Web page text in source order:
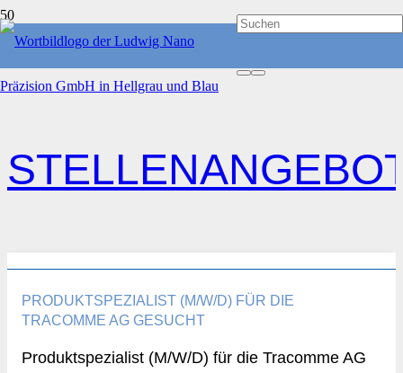
START
PRODUKTSPEZIALIST (M/W/D) FÜR DIE
TRACOMME AG GESUCHT
Produktspezialist (M/W/D) für die Tracomme AG